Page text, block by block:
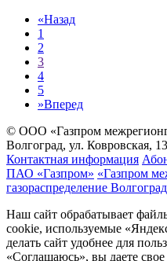
«Назад
1
2
3
4
5
»Вперед
© ООО «Газпром
Волгоград, ул. Ковровская, 13
Контактная информация
ПАО «Газпром» «Газпром
газораспределение
Наш сайт обрабатывает
cookie, используемые
делать сайт удобнее для
«Соглашаюсь», вы даете